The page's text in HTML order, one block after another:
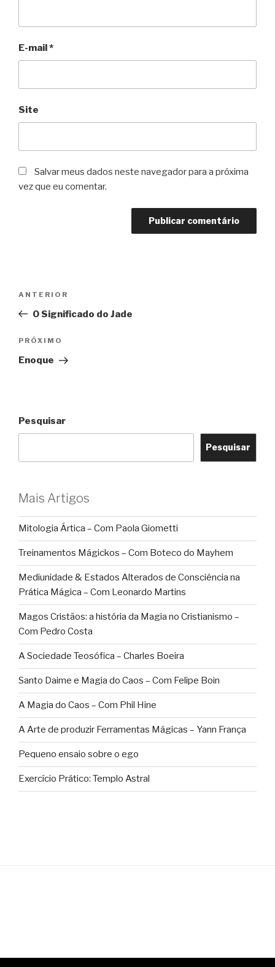
E-mail*
Site
Salvar meus dados neste navegador para a próxima
vez que eu comentar.
Post
Post
anterior
ANTERIOR
O Significado do Jade
Próximo
post
PRÓXIMO
Enoque
Pesquisar
Pesquisar
Mais Artigos
Mitologia Ártica – Com Paola Giometti
Treinamentos Mágickos – Com Boteco do Mayhem
Mediunidade & Estados Alterados de Consciência na
Prática Mágica – Com Leonardo Martins
Magos Cristãos: a história da Magia no Cristianismo –
Com Pedro Costa
A Sociedade Teosófica – Charles Boeira
Santo Daime e Magia do Caos – Com Felipe Boin
A Magia do Caos – Com Phil Hine
A Arte de produzir Ferramentas Mágicas – Yann França
Pequeno ensaio sobre o ego
Exercício Prático: Templo Astral